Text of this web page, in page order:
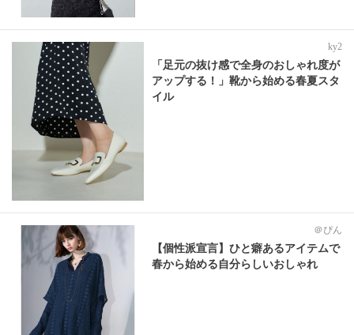
ky2
「足元の抜け感で全身のおしゃれ度が
アップする！」靴から始める春夏スタ
イル
＠ぴん
【個性派宣言】ひと癖あるアイテムで
春から始める自分らしいおしゃれ